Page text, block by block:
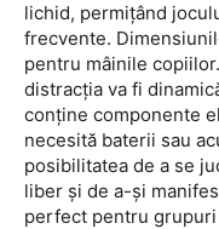
lichid, permițând
frecvente.
pentru mâinile
distracția va fi
conține componente
necesită baterii sau
posibilitatea de a se
liber și de a-și
perfect pentru